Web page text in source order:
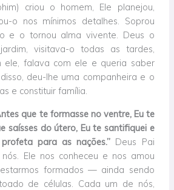
criou o homem, Ele planejou,
o nos mínimos detalhes. Soprou
e o tornou alma vivente. Deus o
visitava-o todas as tardes,
ele, falava com ele e queria saber
deu-lhe uma companheira e o
e constituir família.
que te formasse no ventre, Eu te
saísses do útero, Eu te santifiquei e
para as nações.” Deus Pai
Ele nos conheceu e nos amou
formados — ainda sendo
de células. Cada um de nós,